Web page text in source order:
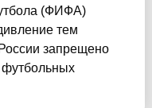
(ФИФА)
тем
запрещено
футбольных